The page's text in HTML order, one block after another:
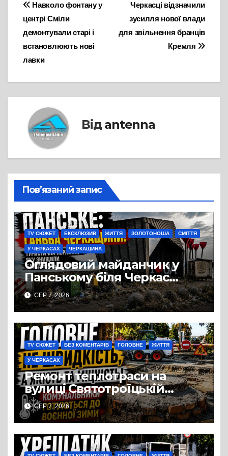
Навігація
записів
Черкасці відзначили
зусилля нової влади
для звільнення бранців
Кремля
Навколо фонтану у
центрі Сміли
демонтували старі і
встановлюють нові
лавки
Від antenna
Пов’язаний запис
TV СЮЖЕТ ЕКСКЛЮЗИВ ЖИТТЯ ЗОЛОТОНОША СМІТТЯ
У ЧЕРКАСАХ ЧЕРКАЩИНА
Оглядовий майданчик у
Панському біля Черкас
перетворився на занедбане
сміттєзвалище
СЕР 7, 2026
TV СЮЖЕТ БЕЗ КОМЕНТАРІВ ГОЛОВНЕ ЖИТТЯ
У ЧЕРКАСАХ
Ремонт теплотраси на
вулиці Святотроїцькій
затягнувся порівняно із
запланованими термінами.
Вулицю досі не відкрили
для руху
СЕР 7, 2026